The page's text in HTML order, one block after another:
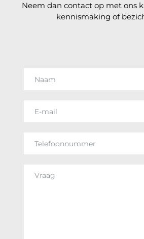
Neem dan contact op met ons
kennismaking of